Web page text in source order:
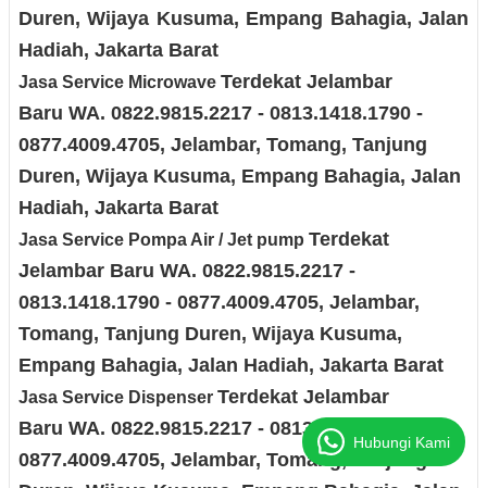
Duren, Wijaya Kusuma, Empang Bahagia, Jalan
Hadiah, Jakarta Barat
Jasa Service Microwave Terdekat Jelambar
Baru WA. 0822.9815.2217 - 0813.1418.1790 -
0877.4009.4705, Jelambar, Tomang, Tanjung
Duren, Wijaya Kusuma, Empang Bahagia, Jalan
Hadiah, Jakarta Barat
Jasa Service Pompa Air / Jet pump Terdekat
Jelambar Baru WA. 0822.9815.2217 -
0813.1418.1790 - 0877.4009.4705, Jelambar,
Tomang, Tanjung Duren, Wijaya Kusuma,
Empang Bahagia, Jalan Hadiah, Jakarta Barat
Jasa Service Dispenser Terdekat Jelambar
Baru WA. 0822.9815.2217 - 0813.1418.1790 -
0877.4009.4705, Jelambar, Tomang, Tanjung
Hubungi Kami